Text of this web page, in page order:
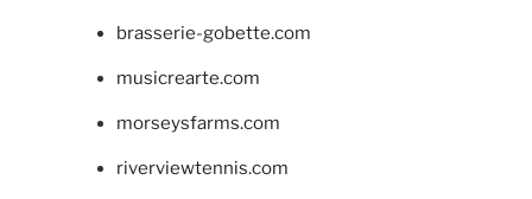
brasserie-gobette.com
musicrearte.com
morseysfarms.com
riverviewtennis.com